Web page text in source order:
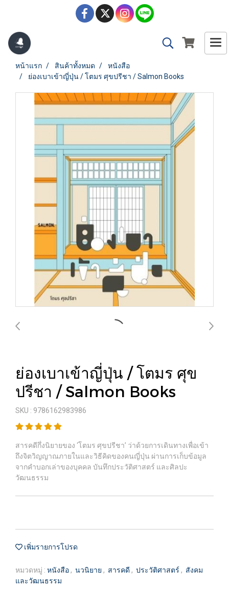
หน้าแรก สินค้าทั้งหมด
หนังสือ
ย่องเบาเข้าญี่ปุ่น / โตมร ศุขปรีชา / Salmon Books
ย่องเบาเข้าญี่ปุ่น / โตมร ศุข
ปรีชา / Salmon Books
SKU : 9786162983986
สารคดีกึ่งนิยายของ ‘โตมร ศุขปรีชา’ ว่าด้วยการเดินทางเพื่อเข้า
ถึงจิตวิญญาณภายในและวิธีคิดของคนญี่ปุ่น ผ่านการเก็บข้อมูล
จากคำบอกเล่าของบุคคล บันทึกประวัติศาสตร์ และศิลปะ
วัฒนธรรม
เพิ่มรายการโปรด
หมวดหมู่ : หนังสือ , นวนิยาย , สารคดี , ประวัติศาสตร์ , สังคม
และวัฒนธรรม